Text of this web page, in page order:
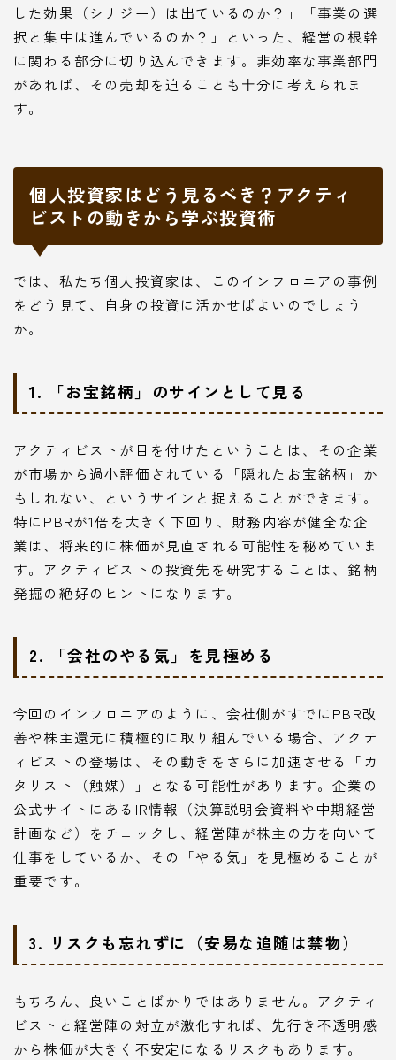
した効果（シナジー）は出ているのか？」「事業の選
択と集中は進んでいるのか？」といった、経営の根幹
に関わる部分に切り込んできます。非効率な事業部門
があれば、その売却を迫ることも十分に考えられま
す。
個人投資家はどう見るべき？アクティ
ビストの動きから学ぶ投資術
では、私たち個人投資家は、このインフロニアの事例
をどう見て、自身の投資に活かせばよいのでしょう
か。
1. 「お宝銘柄」のサインとして見る
アクティビストが目を付けたということは、その企業
が市場から過小評価されている「隠れたお宝銘柄」か
もしれない、というサインと捉えることができます。
特にPBRが1倍を大きく下回り、財務内容が健全な企
業は、将来的に株価が見直される可能性を秘めていま
す。アクティビストの投資先を研究することは、銘柄
発掘の絶好のヒントになります。
2. 「会社のやる気」を見極める
今回のインフロニアのように、会社側がすでにPBR改
善や株主還元に積極的に取り組んでいる場合、アクテ
ィビストの登場は、その動きをさらに加速させる「カ
タリスト（触媒）」となる可能性があります。企業の
公式サイトにあるIR情報（決算説明会資料や中期経営
計画など）をチェックし、経営陣が株主の方を向いて
仕事をしているか、その「やる気」を見極めることが
重要です。
3. リスクも忘れずに（安易な追随は禁物）
もちろん、良いことばかりではありません。アクティ
ビストと経営陣の対立が激化すれば、先行き不透明感
から株価が大きく不安定になるリスクもあります。